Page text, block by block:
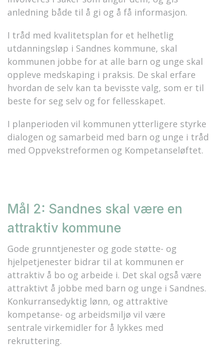
anledning både til å gi og å få informasjon.
I tråd med kvalitetsplan for et helhetlig
utdanningsløp i Sandnes kommune, skal
kommunen jobbe for at alle barn og unge skal
oppleve medskaping i praksis. De skal erfare
hvordan de selv kan ta bevisste valg, som er til
beste for seg selv og for fellesskapet.
I planperioden vil kommunen ytterligere styrke
dialogen og samarbeid med barn og unge i tråd
med Oppvekstreformen og Kompetanseløftet.
Mål 2: Sandnes skal være en
attraktiv kommune
Gode grunntjenester og gode støtte- og
hjelpetjenester bidrar til at kommunen er
attraktiv å bo og arbeide i. Det skal også være
attraktivt å jobbe med barn og unge i Sandnes.
Konkurransedyktig lønn, og attraktive
kompetanse- og arbeidsmiljø vil være
sentrale virkemidler for å lykkes med
rekruttering.